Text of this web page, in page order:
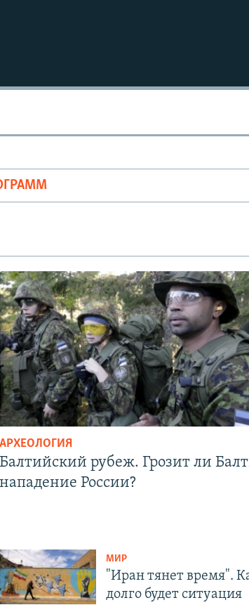
АРХЕОЛОГИЯ
Балтийский рубеж. Грозит ли
нападение России?
МИР
"Иран тянет время".
долго будет ситуация